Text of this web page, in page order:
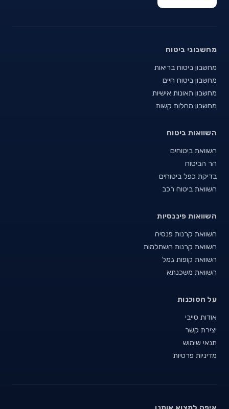
מחשבוני ביטוח
מחשבון ביטוח בריאות
מחשבון ביטוח חיים
מחשבון תאונות אישיות
מחשבון מחלות קשות
השוואות ביטוח
השוואת ביטוחים
הר הביטוח
בדיקת כפל ביטוחים
השוואת ביטוח רכב
השוואות פיננסיות
השוואת קרנות פנסיה
השוואת קרנות השתלמות
השוואת קופות גמל
השוואת משכנתא
על הסוכנות
אודות סייבי
יצירת קשר
תנאי שימוש
מדיניות פרטיות